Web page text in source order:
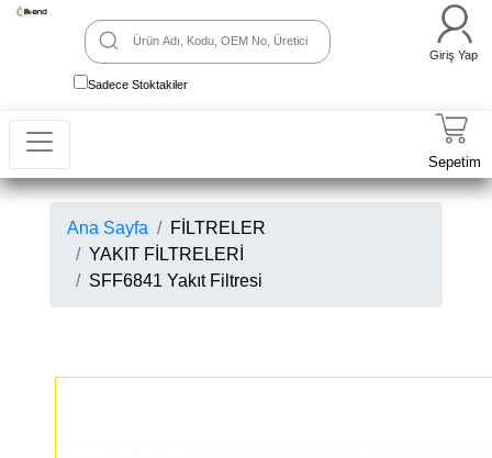
Sadece Stoktakiler
Giriş Yap
Sepetim
Ana Sayfa
FİLTRELER
YAKIT FİLTRELERİ
SFF6841 Yakıt Filtresi